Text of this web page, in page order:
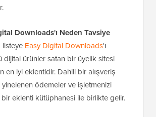
Downloads'ı Neden Tavsiye
listeye Easy Digital Downloads'ı
dijital ürünler satan bir üyelik sitesi
en iyi eklentidir. Dahili bir alışveriş
ödemeler ve işletmenizi
eklenti kütüphanesi ile birlikte gelir.